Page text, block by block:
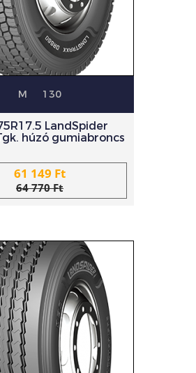
M 130
LandSpider
húzó gumiabroncs
61 149 Ft
64 770 Ft